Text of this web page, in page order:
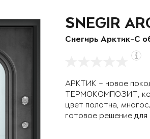
SNEGIR
Снегирь Арктик-С
АРКТИК – новое
ТЕРМОКОМПОЗИТ,
цвет полотна,
готовое решение